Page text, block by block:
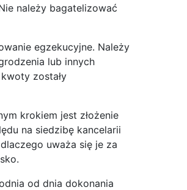
należy bagatelizować
egzekucyjne. Należy
lub innych
zostały
krokiem jest złożenie
na siedzibę kancelarii
uważa się je za
od dnia dokonania